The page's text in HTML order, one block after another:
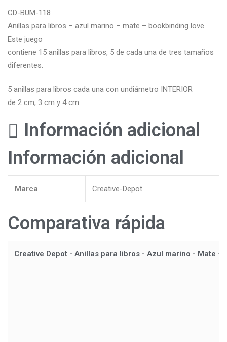
CD-BUM-118
Anillas para libros – azul marino – mate – bookbinding love
Este juego
contiene 15 anillas para libros, 5 de cada una de tres tamaños
diferentes.
5 anillas para libros cada una con undiámetro INTERIOR
de 2 cm, 3 cm y 4 cm.
Información adicional
Información adicional
Marca Creative-Depot
Comparativa rápida
Creative Depot - Anillas para libros - Azul marino - Mate -